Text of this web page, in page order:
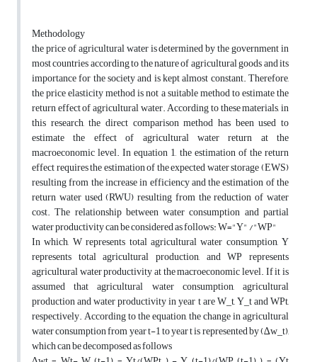
Methodology
the price of agricultural water is determined by the government in
most countries according to the nature of agricultural goods and its
importance for the society and is kept almost constant. Therefore,
the price elasticity method is not a suitable method to estimate the
return effect of agricultural water. According to these materials, in
this research, the direct comparison method has been used to
estimate the effect of agricultural water return at the
macroeconomic level. In equation 1, the estimation of the return
effect requires the estimation of the expected water storage (EWS)
resulting from the increase in efficiency and the estimation of the
return water used (RWU) resulting from the reduction of water
cost. The relationship between water consumption and partial
water productivity can be considered as follows: W="Y" /"WP"
In which, W represents total agricultural water consumption, Y
represents total agricultural production, and WP represents
agricultural water productivity at the macroeconomic level. If it is
assumed that agricultural water consumption, agricultural
production and water productivity in year t are W_t, Y_t and WPt,
respectively. According to the equation, the change in agricultural
water consumption from year t-1 to year t is represented by (∆w_t),
which can be decomposed as follows